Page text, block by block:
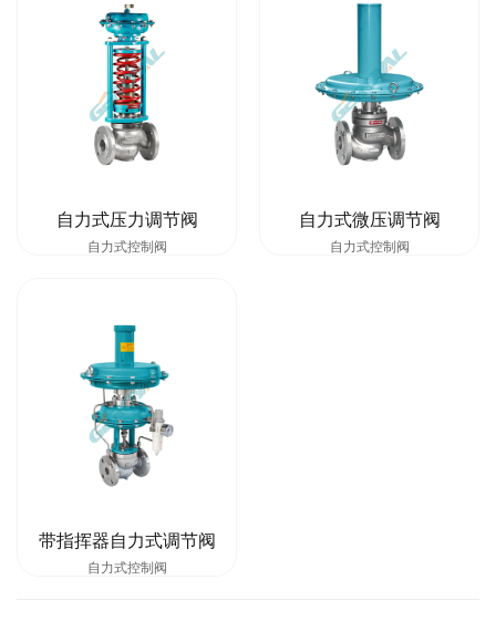
自力式压力调节阀
自力式控制阀
自力式微压调节阀
自力式控制阀
带指挥器自力式调节阀
自力式控制阀